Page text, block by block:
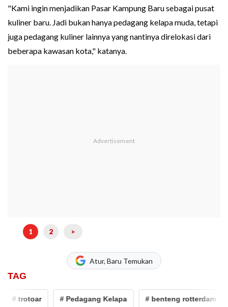
"Kami ingin menjadikan Pasar Kampung Baru sebagai pusat
kuliner baru. Jadi bukan hanya pedagang kelapa muda, tetapi
juga pedagang kuliner lainnya yang nantinya direlokasi dari
beberapa kawasan kota," katanya.
1 2 >
Atur, Baru Temukan
TAG
# trotoar # Pedagang Kelapa # benteng rotterdam